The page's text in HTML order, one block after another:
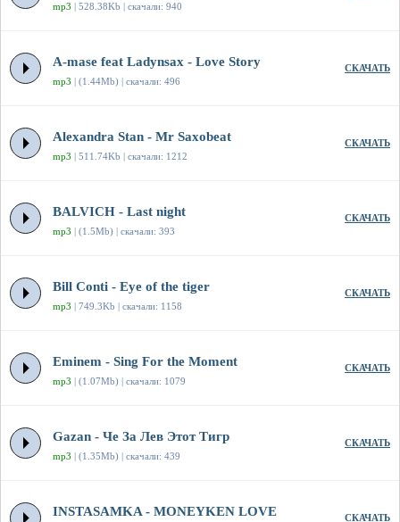
mp3 | 528.38Kb | скачали: 940
A-mase feat Ladynsax - Love Story
mp3 | (1.44Mb) | скачали: 496
СКАЧАТЬ
Alexandra Stan - Mr Saxobeat
mp3 | 511.74Kb | скачали: 1212
СКАЧАТЬ
BALVICH - Last night
mp3 | (1.5Mb) | скачали: 393
СКАЧАТЬ
Bill Conti - Eye of the tiger
mp3 | 749.3Kb | скачали: 1158
СКАЧАТЬ
Eminem - Sing For the Moment
mp3 | (1.07Mb) | скачали: 1079
СКАЧАТЬ
Gazan - Че За Лев Этот Тигр
mp3 | (1.35Mb) | скачали: 439
СКАЧАТЬ
INSTASAMKA - MONEYKEN LOVE СКАЧАТЬ